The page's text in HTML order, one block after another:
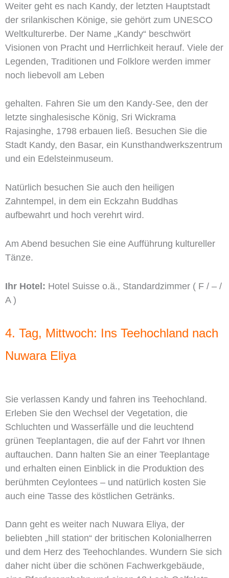
Weiter geht es nach Kandy, der letzten Hauptstadt
der srilankischen Könige, sie gehört zum UNESCO
Weltkulturerbe. Der Name „Kandy“ beschwört
Visionen von Pracht und Herrlichkeit herauf. Viele der
Legenden, Traditionen und Folklore werden immer
noch liebevoll am Leben
gehalten. Fahren Sie um den Kandy-See, den der
letzte singhalesische König, Sri Wickrama
Rajasinghe, 1798 erbauen ließ. Besuchen Sie die
Stadt Kandy, den Basar, ein Kunsthandwerkszentrum
und ein Edelsteinmuseum.
Natürlich besuchen Sie auch den heiligen
Zahntempel, in dem ein Eckzahn Buddhas
aufbewahrt und hoch verehrt wird.
Am Abend besuchen Sie eine Aufführung kultureller
Tänze.
Ihr Hotel: Hotel Suisse o.ä., Standardzimmer ( F / – /
A )
4. Tag, Mittwoch: Ins Teehochland nach
Nuwara Eliya
Sie verlassen Kandy und fahren ins Teehochland.
Erleben Sie den Wechsel der Vegetation, die
Schluchten und Wasserfälle und die leuchtend
grünen Teeplantagen, die auf der Fahrt vor Ihnen
auftauchen. Dann halten Sie an einer Teeplantage
und erhalten einen Einblick in die Produktion des
berühmten Ceylontees – und natürlich kosten Sie
auch eine Tasse des köstlichen Getränks.
Dann geht es weiter nach Nuwara Eliya, der
beliebten „hill station“ der britischen Kolonialherren
und dem Herz des Teehochlandes. Wundern Sie sich
daher nicht über die schönen Fachwerkgebäude,